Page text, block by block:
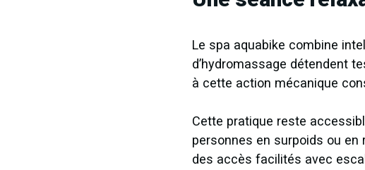
Le spa aquabike combine
d’hydromassage détendent
à cette action mécanique
Cette pratique reste
personnes en surpoids ou en
des accès facilités avec